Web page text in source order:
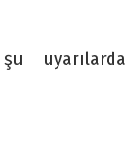
uyarılarda